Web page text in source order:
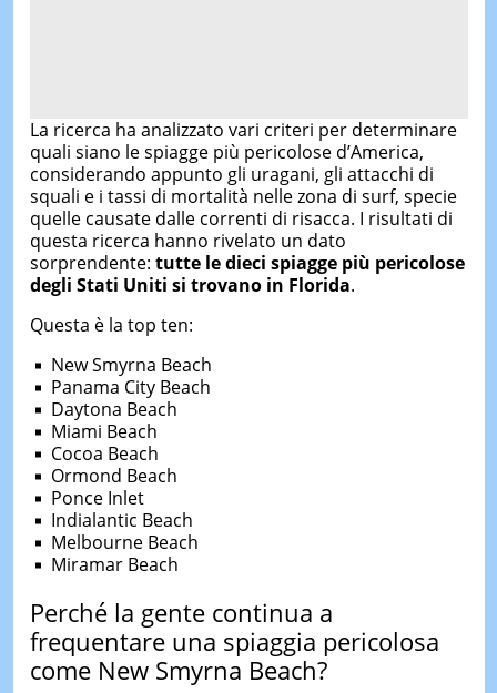
La ricerca ha analizzato vari criteri per determinare
quali siano le spiagge più pericolose d’America,
considerando appunto gli uragani, gli attacchi di
squali e i tassi di mortalità nelle zona di surf, specie
quelle causate dalle correnti di risacca. I risultati di
questa ricerca hanno rivelato un dato
sorprendente: tutte le dieci spiagge più pericolose
degli Stati Uniti si trovano in Florida.
Questa è la top ten:
New Smyrna Beach
Panama City Beach
Daytona Beach
Miami Beach
Cocoa Beach
Ormond Beach
Ponce Inlet
Indialantic Beach
Melbourne Beach
Miramar Beach
Perché la gente continua a
frequentare una spiaggia pericolosa
come New Smyrna Beach?